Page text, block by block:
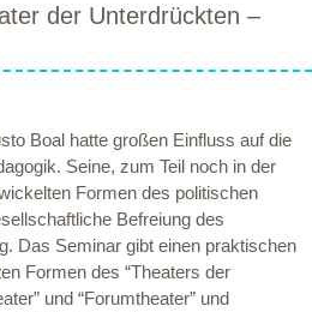
der Unterdrückten –
Boal hatte großen Einfluss auf die
Seine, zum Teil noch in der
Formen des politischen
Befreiung des
Das Seminar gibt einen praktischen
Formen des “Theaters der
und “Forumtheater” und